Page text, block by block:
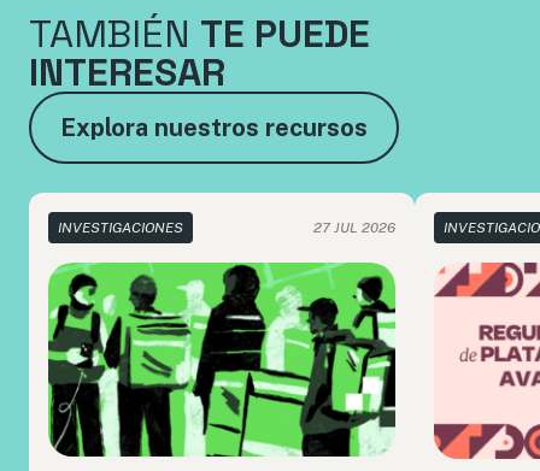
TAMBIÉN TE PUEDE
INTERESAR
Explora nuestros recursos
INVESTIGACIONES 27 JUL 2026